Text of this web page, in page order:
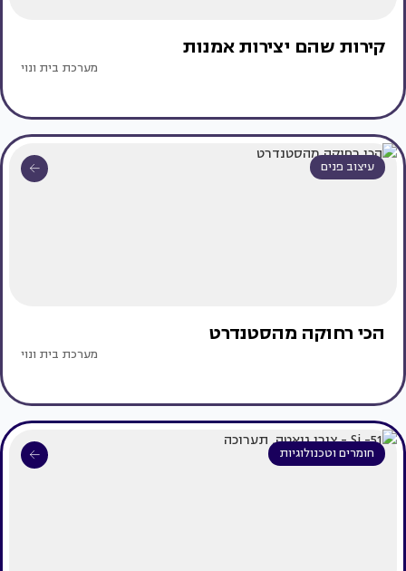
קירות שהם יצירות אמנות
מערכת בית ונוי
עיצוב פנים
הכי רחוקה מהסטנדרט
מערכת בית ונוי
חומרים וטכנולוגיות